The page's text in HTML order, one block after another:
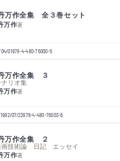
万作全集 全３巻セット
万作著
01978-4-480-76000-5
万作全集 ３
リオ集
万作著
1982/07/23978-4-480-76003-6
万作全集 ２
技術論 日記 エッセイ
万作著